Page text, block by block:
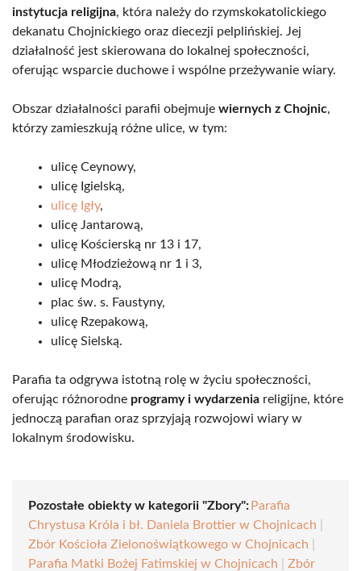
instytucja religijna, która należy do rzymskokatolickiego
dekanatu Chojnickiego oraz diecezji pelplińskiej. Jej
działalność jest skierowana do lokalnej społeczności,
oferując wsparcie duchowe i wspólne przeżywanie wiary.
Obszar działalności parafii obejmuje wiernych z Chojnic,
którzy zamieszkują różne ulice, w tym:
ulicę Ceynowy,
ulicę Igielską,
ulicę Igły,
ulicę Jantarową,
ulicę Kościerską nr 13 i 17,
ulicę Młodzieżową nr 1 i 3,
ulicę Modrą,
plac św. s. Faustyny,
ulicę Rzepakową,
ulicę Sielską.
Parafia ta odgrywa istotną rolę w życiu społeczności,
oferując różnorodne programy i wydarzenia religijne, które
jednoczą parafian oraz sprzyjają rozwojowi wiary w
lokalnym środowisku.
Pozostałe obiekty w kategorii "Zbory": Parafia
Chrystusa Króla i bł. Daniela Brottier w Chojnicach
Zbór Kościoła Zielonoświątkowego w Chojnicach
Parafia Matki Bożej Fatimskiej w Chojnicach
Zbór